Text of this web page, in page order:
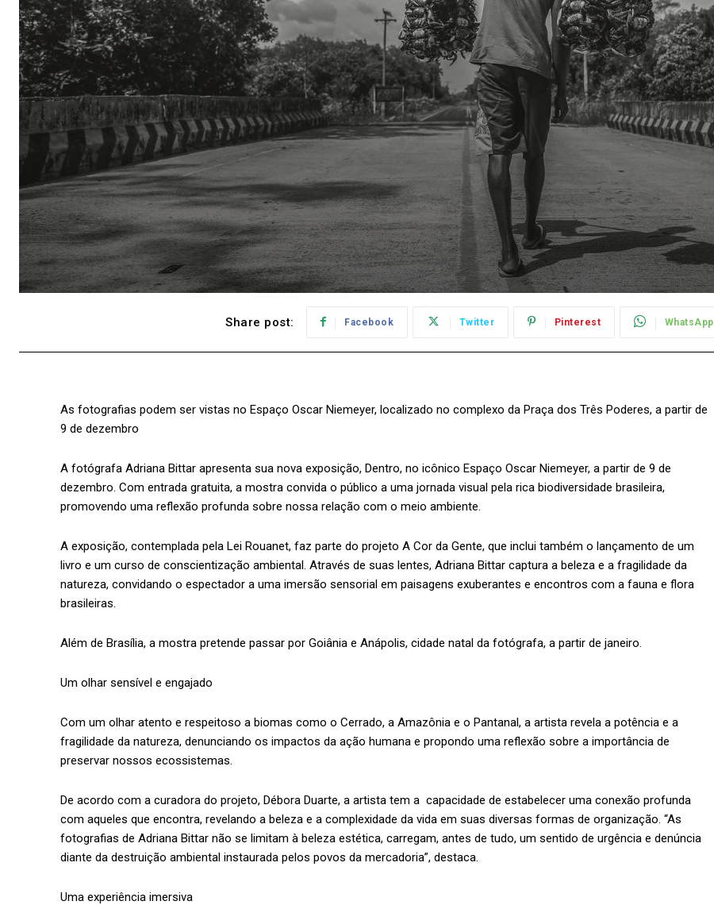
Share post: Facebook Twitter Pinterest WhatsApp
As fotografias podem ser vistas no Espaço Oscar Niemeyer, localizado no complexo da Praça dos Três Poderes, a partir de
9 de dezembro
A fotógrafa Adriana Bittar apresenta sua nova exposição, Dentro, no icônico Espaço Oscar Niemeyer, a partir de 9 de
dezembro. Com entrada gratuita, a mostra convida o público a uma jornada visual pela rica biodiversidade brasileira,
promovendo uma reflexão profunda sobre nossa relação com o meio ambiente.
A exposição, contemplada pela Lei Rouanet, faz parte do projeto A Cor da Gente, que inclui também o lançamento de um
livro e um curso de conscientização ambiental. Através de suas lentes, Adriana Bittar captura a beleza e a fragilidade da
natureza, convidando o espectador a uma imersão sensorial em paisagens exuberantes e encontros com a fauna e flora
brasileiras.
Além de Brasília, a mostra pretende passar por Goiânia e Anápolis, cidade natal da fotógrafa, a partir de janeiro.
Um olhar sensível e engajado
Com um olhar atento e respeitoso a biomas como o Cerrado, a Amazônia e o Pantanal, a artista revela a potência e a
fragilidade da natureza, denunciando os impactos da ação humana e propondo uma reflexão sobre a importância de
preservar nossos ecossistemas.
De acordo com a curadora do projeto, Débora Duarte, a artista tem a capacidade de estabelecer uma conexão profunda
com aqueles que encontra, revelando a beleza e a complexidade da vida em suas diversas formas de organização. “As
fotografias de Adriana Bittar não se limitam à beleza estética, carregam, antes de tudo, um sentido de urgência e denúncia
diante da destruição ambiental instaurada pelos povos da mercadoria”, destaca.
Uma experiência imersiva